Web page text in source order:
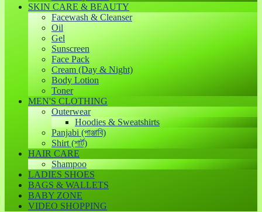
SKIN CARE & BEAUTY
Facewash & Cleanser
Oil
Gel
Sunscreen
Face Pack
Cream (Day & Night)
Body Lotion
Toner
MEN'S CLOTHING
Outerwear
Hoodies & Sweatshirts
Panjabi (পাঞ্জাবি)
Shirt (শার্ট)
HAIR CARE
Shampoo
LADIES SHOES
BAGS & WALLETS
BABY ZONE
VIDEO SHOPPING